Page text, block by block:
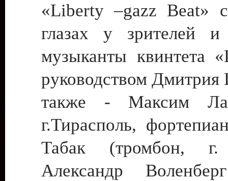
«Liberty –gazz Beat»
глазах у зрителей и
музыканты квинтета
руководством
также - Максим
г.Тирасполь,
Табак (тромбон,
Александр